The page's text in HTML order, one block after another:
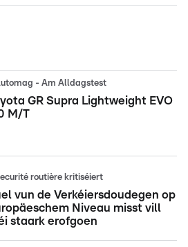
- Am Alldagstest
GR Supra Lightweight EVO
M/T
routière kritiséiert
vun de Verkéiersdoudegen op
Niveau misst vill
staark erofgoen